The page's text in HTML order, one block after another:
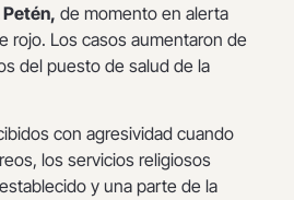
de momento en alerta
rojo. Los casos aumentaron de
del puesto de salud de la
con agresividad cuando
los servicios religiosos
y una parte de la